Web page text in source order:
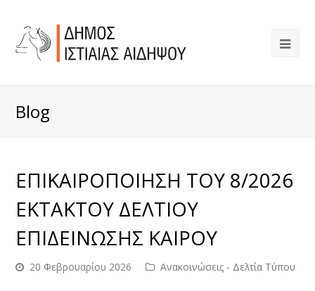
Blog
ΕΠΙΚΑΙΡΟΠΟΙΗΣΗ ΤΟΥ 8/2026
ΕΚΤΑΚΤΟΥ ΔΕΛΤΙΟΥ
ΕΠΙΔΕΙΝΩΣΗΣ ΚΑΙΡΟΥ
20 Φεβρουαρίου 2026 Ανακοινώσεις - Δελτία Τύπου